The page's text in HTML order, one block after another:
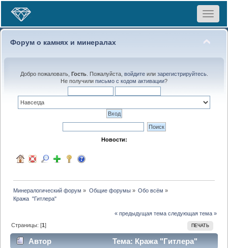
Toggle
Форум о камнях и минералах
Добро пожаловать, Гость. Пожалуйста, войдитеили зарегистрируйтесь.
Не получили письмо с кодом активации?
Новости:
Минералогический форум » Общие форумы» Обо всём »
Кража  "Гитлера"
« предыдущая тема следующая тема »
ПЕЧАТЬ
Страницы: [1]
Автор
Тема: Кража "Гитлера"